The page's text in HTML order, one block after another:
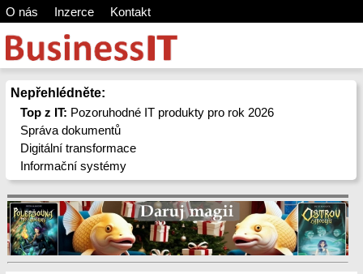
O nás Inzerce Kontakt
Nepřehlédněte:
Top z IT: Pozoruhodné IT produkty pro rok 2026
Správa dokumentů
Digitální transformace
Informační systémy